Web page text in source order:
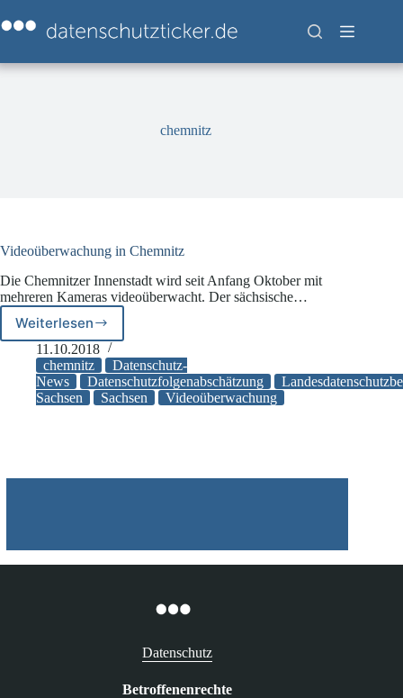
Inhalt
springen
chemnitz
Videoüberwachung in Chemnitz
Die Chemnitzer Innenstadt wird seit Anfang Oktober mit
mehreren Kameras videoüberwacht. Der sächsische…
WeiterlesenVideoüberwachung
in
Chemnitz
11.10.2018
chemnitz
Datenschutz-
News
Datenschutzfolgenabschätzung
Sachsen
Sachsen Videoüberwachung
Datenschutz
Betroffenenrechte